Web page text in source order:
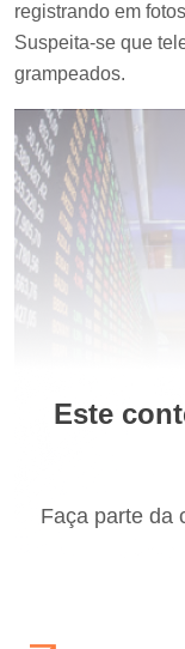
Este
Faça parte da
registrando em
Suspeita-se que
grampeados.